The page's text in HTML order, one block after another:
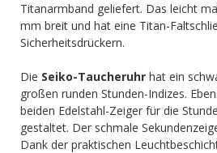
Titanarmband geliefert. Das leicht
mm breit und hat eine Titan-
Sicherheitsdrückern.
Die Seiko-Taucheruhr hat ein
großen runden Stunden-Indizes.
beiden Edelstahl-Zeiger für die
gestaltet. Der schmale
Dank der praktischen